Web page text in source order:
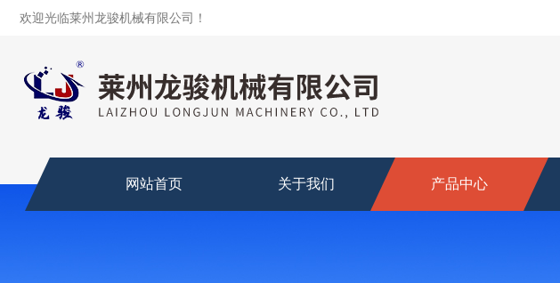
欢迎光临莱州龙骏机械有限公司！
网站首页 关于我们 产品中心